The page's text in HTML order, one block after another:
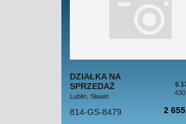
DZIAŁKA NA
SPRZEDAŻ
Lublin, Sławin
6
814-GS-8479 2